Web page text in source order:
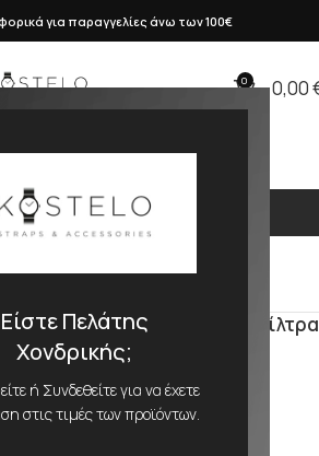
Είστε Πελάτης
Χονδρικής;
ή Συνδεθείτε για να έχετε
στις τιμές των προϊόντων.
για παραγγελίες άνω των 100€
0 0,00
4 3/4
αποτελέσματα
Φίλτρα